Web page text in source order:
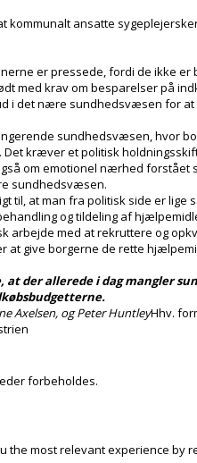
kommunalt ansatte
er pressede, fordi de ikke
med krav om besparelser på
i det nære sundhedsvæsen for
sundhedsvæsen, hvor
Det kræver et politisk
om emotionel nærhed forstået
sundhedsvæsen.
til, at man fra politisk side er lige
og tildeling af
arbejde med at rekruttere og
at give borgerne de rette
at der allerede i dag mangler
Axelsen, og Peter HuntleyHhv.
forbeholdes.
the most relevant experience by